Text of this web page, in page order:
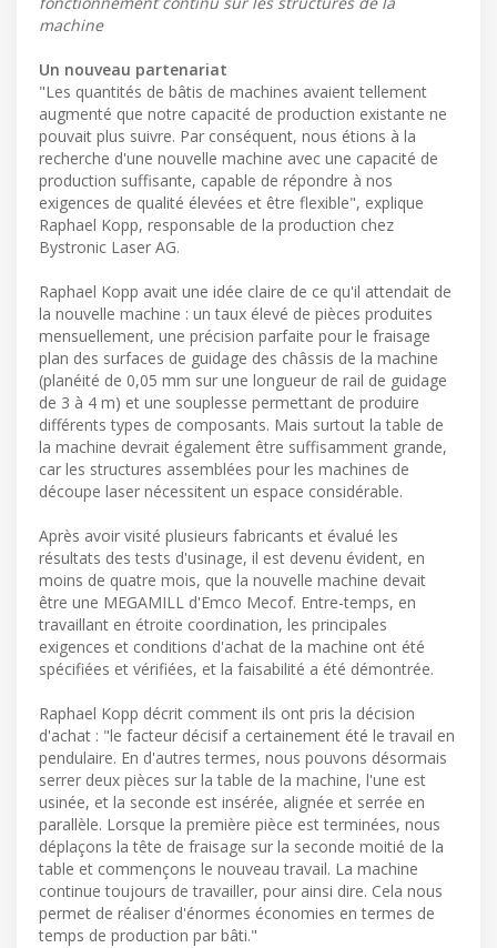
machine
Un nouveau partenariat
"Les quantités de bâtis de machines avaient tellement
augmenté que notre capacité de production existante ne
pouvait plus suivre. Par conséquent, nous étions à la
recherche d'une nouvelle machine avec une capacité de
production suffisante, capable de répondre à nos
exigences de qualité élevées et être flexible", explique
Raphael Kopp, responsable de la production chez
Bystronic Laser AG.
Raphael Kopp avait une idée claire de ce qu'il attendait de
la nouvelle machine : un taux élevé de pièces produites
mensuellement, une précision parfaite pour le fraisage
plan des surfaces de guidage des châssis de la machine
(planéité de 0,05 mm sur une longueur de rail de guidage
de 3 à 4 m) et une souplesse permettant de produire
différents types de composants. Mais surtout la table de
la machine devrait également être suffisamment grande,
car les structures assemblées pour les machines de
découpe laser nécessitent un espace considérable.
Après avoir visité plusieurs fabricants et évalué les
résultats des tests d'usinage, il est devenu évident, en
moins de quatre mois, que la nouvelle machine devait
être une MEGAMILL d'Emco Mecof. Entre-temps, en
travaillant en étroite coordination, les principales
exigences et conditions d'achat de la machine ont été
spécifiées et vérifiées, et la faisabilité a été démontrée.
Raphael Kopp décrit comment ils ont pris la décision
d'achat : "le facteur décisif a certainement été le travail en
pendulaire. En d'autres termes, nous pouvons désormais
serrer deux pièces sur la table de la machine, l'une est
usinée, et la seconde est insérée, alignée et serrée en
parallèle. Lorsque la première pièce est terminées, nous
déplaçons la tête de fraisage sur la seconde moitié de la
table et commençons le nouveau travail. La machine
continue toujours de travailler, pour ainsi dire. Cela nous
permet de réaliser d'énormes économies en termes de
temps de production par bâti."